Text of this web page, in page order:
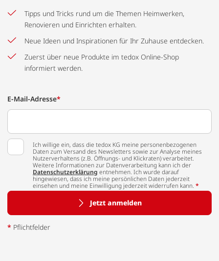
Tipps und Tricks rund um die Themen Heimwerken,
Renovieren und Einrichten erhalten.
Neue Ideen und Inspirationen für Ihr Zuhause entdecken.
Zuerst über neue Produkte im tedox Online-Shop
informiert werden.
E-Mail-Adresse*
Ich willige ein, dass die tedox KG meine personenbezogenen
Daten zum Versand des Newsletters sowie zur Analyse meines
Nutzerverhaltens (z.B. Öffnungs- und Klickraten) verarbeitet.
Weitere Informationen zur Datenverarbeitung kann ich der
Datenschutzerklärung entnehmen. Ich wurde darauf
hingewiesen, dass ich meine persönlichen Daten jederzeit
einsehen und meine Einwilligung jederzeit widerrufen kann. *
Jetzt anmelden
* Pflichtfelder